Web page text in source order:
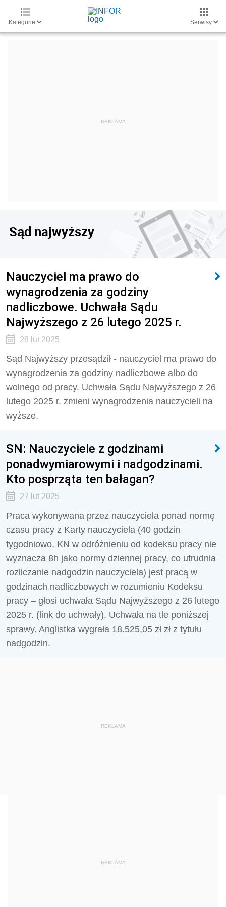
Kategorie Serwisy
Sąd najwyższy
Nauczyciel ma prawo do
wynagrodzenia za godziny
nadliczbowe. Uchwała Sądu
Najwyższego z 26 lutego 2025 r.
28 lut 2025
Sąd Najwyższy przesądził - nauczyciel ma prawo do
wynagrodzenia za godziny nadliczbowe albo do
wolnego od pracy. Uchwała Sądu Najwyższego z 26
lutego 2025 r. zmieni wynagrodzenia nauczycieli na
wyższe.
SN: Nauczyciele z godzinami
ponadwymiarowymi i nadgodzinami.
Kto posprząta ten bałagan?
27 lut 2025
Praca wykonywana przez nauczyciela ponad normę
czasu pracy z Karty nauczyciela (40 godzin
tygodniowo, KN w odróżnieniu od kodeksu pracy nie
wyznacza 8h jako normy dziennej pracy, co utrudnia
rozliczanie nadgodzin nauczyciela) jest pracą w
godzinach nadliczbowych w rozumieniu Kodeksu
pracy – głosi uchwała Sądu Najwyższego z 26 lutego
2025 r. (link do uchwały). Uchwała na tle poniższej
sprawy. Anglistka wygrała 18.525,05 zł zł z tytułu
nadgodzin.
REKLAMA
REKLAMA